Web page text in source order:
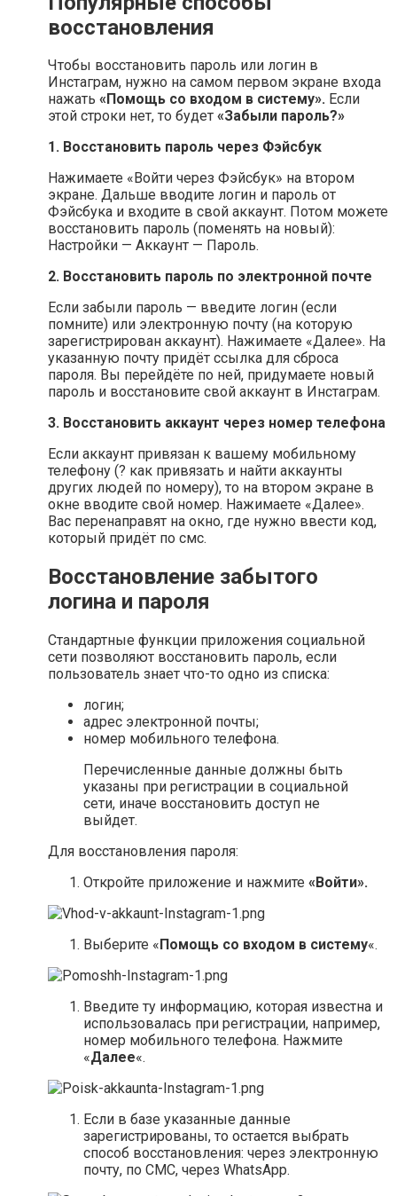
восстановления
Чтобы восстановить пароль или логин в
Инстаграм, нужно на самом первом экране входа
нажать «Помощь со входом в систему». Если
этой строки нет, то будет «Забыли пароль?»
1. Восстановить пароль через Фэйсбук
Нажимаете «Войти через Фэйсбук» на втором
экране. Дальше вводите логин и пароль от
Фэйсбука и входите в свой аккаунт. Потом можете
восстановить пароль (поменять на новый):
Настройки — Аккаунт — Пароль.
2. Восстановить пароль по электронной почте
Если забыли пароль — введите логин (если
помните) или электронную почту (на которую
зарегистрирован аккаунт). Нажимаете «Далее». На
указанную почту придёт ссылка для сброса
пароля. Вы перейдёте по ней, придумаете новый
пароль и восстановите свой аккаунт в Инстаграм.
3. Восстановить аккаунт через номер телефона
Если аккаунт привязан к вашему мобильному
телефону (? как привязать и найти аккаунты
других людей по номеру), то на втором экране в
окне вводите свой номер. Нажимаете «Далее».
Вас перенаправят на окно, где нужно ввести код,
который придёт по смс.
Восстановление забытого
логина и пароля
Стандартные функции приложения социальной
сети позволяют восстановить пароль, если
пользователь знает что-то одно из списка:
логин;
адрес электронной почты;
номер мобильного телефона.
Перечисленные данные должны быть
указаны при регистрации в социальной
сети, иначе восстановить доступ не
выйдет.
Для восстановления пароля:
Откройте приложение и нажмите «Войти».
Выберите « Помощь со входом в систему«.
Введите ту информацию, которая известна и
использовалась при регистрации, например,
номер мобильного телефона. Нажмите
«Далее«.
Если в базе указанные данные
зарегистрированы, то остается выбрать
способ восстановления: через электронную
почту, по СМС, через WhatsApp.